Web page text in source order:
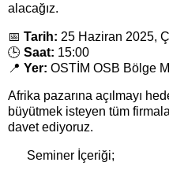
alacağız.
📅 Tarih: 25 Haziran 2025,
🕒 Saat: 15:00
📍 Yer: OSTİM OSB Bölge
Afrika pazarına açılmayı
büyütmek isteyen tüm
davet ediyoruz.
Seminer İçeriği;